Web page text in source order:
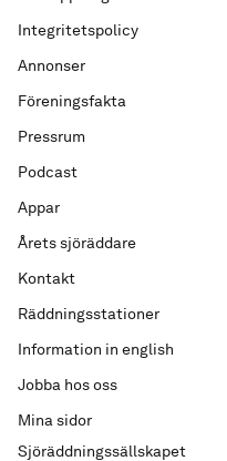
Sjöräddningssällskapet
Integritetspolicy
Annonser
Föreningsfakta
Pressrum
Podcast
Appar
Årets sjöräddare
Kontakt
Räddningsstationer
Information in english
Jobba hos oss
Mina sidor